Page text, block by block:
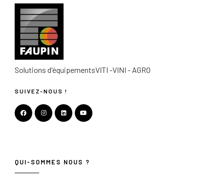
Solutions d'équipementsVITI -VINI - AGRO
SUIVEZ-NOUS !
QUI-SOMMES NOUS ?